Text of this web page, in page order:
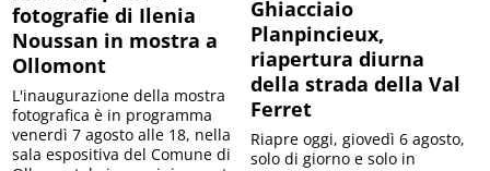
fotografie di Ilenia
Noussan in mostra a
Ollomont
L'inaugurazione della mostra
fotografica è in programma
venerdì 7 agosto alle 18, nella
sala espositiva del Comune di
Ghiacciaio
Planpincieux,
riapertura diurna
della strada della Val
Ferret
Riapre oggi, giovedì 6 agosto,
solo di giorno e solo in